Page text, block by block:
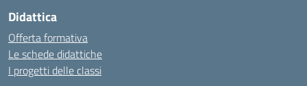
Didattica
Offerta formativa
Le schede didattiche
I progetti delle classi